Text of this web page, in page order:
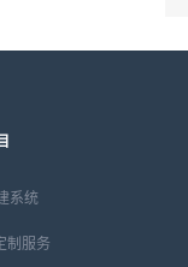
系统
制服务